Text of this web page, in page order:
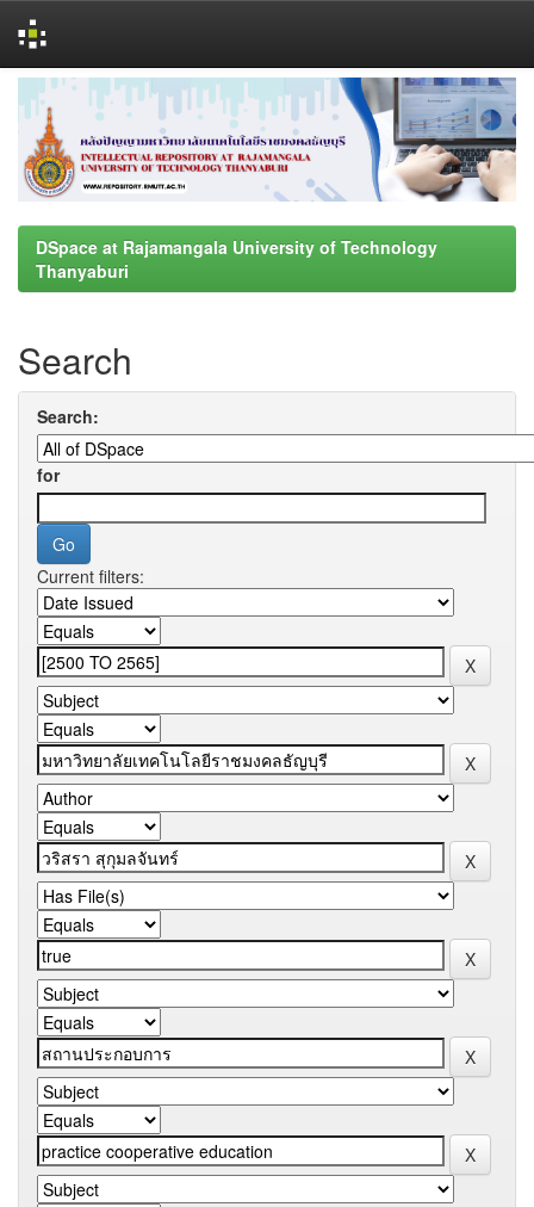
navigation
DSpace at Rajamangala University of Technology
Thanyaburi
Search
Search:
for
Current filters: